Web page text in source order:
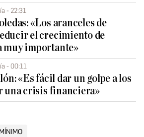
- 22:31
«Los aranceles de
el crecimiento de
muy importante»
- 00:11
«Es fácil dar un golpe a los
una crisis financiera»